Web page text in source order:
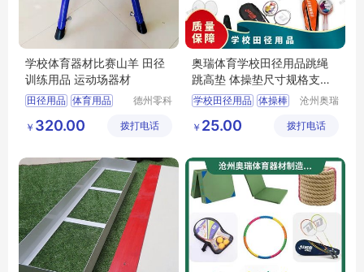
学校体育器材比赛山羊 田径
训练用品 运动场器材
田径用品 体育用品
德州零科
有限公司
￥ 320.00 拨打电话
奥瑞体育学校田径用品跳绳
跳高垫 体操垫尺寸规格支持
定制
学校田径用品 体操棒
体操凳
沧州奥瑞
制造有限
￥ 25.00 拨打电话